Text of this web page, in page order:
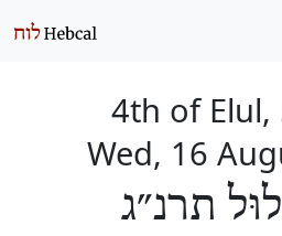
4th of Elul,
Wed, 16
תרנ״ג